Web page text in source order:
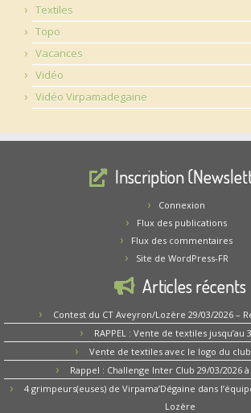
Textiles
Topo
Vacances
Vidéo
Vidéo Virpamadegaine
Inscription
Connexion
Flux des publications
Flux des commentaires
Site de WordPress-FR
Articles récents
Contest du CT Aveyron/Lozère 29/03/2026 –
RAPPEL : Vente de textiles jusqu’au
Vente de textiles avec le logo du club
Rappel : Challenge Inter Club 29/03/2026
4 grimpeurs(euses) de Virpama’Dégaine dans
Lozère